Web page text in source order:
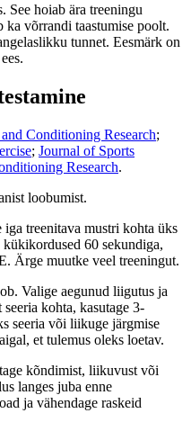
See hoiab ära treeningu
ka võrrandi taastumise poolt.
tunnet. Eesmärk on
Conditioning Research;
; Journal of Sports
Research.
loobumist.
iga treenitava mustri kohta üks
60 sekundiga,
Ärge muutke veel treeningut.
Valige aegunud liigutus ja
kohta, kasutage 3-
seeria või liikuge järgmise
et tulemus oleks loetav.
kõndimist, liikuvust või
langes juba enne
ja vähendage raskeid